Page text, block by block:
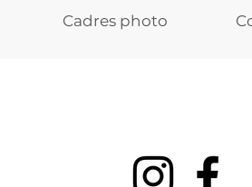
Cadres photo